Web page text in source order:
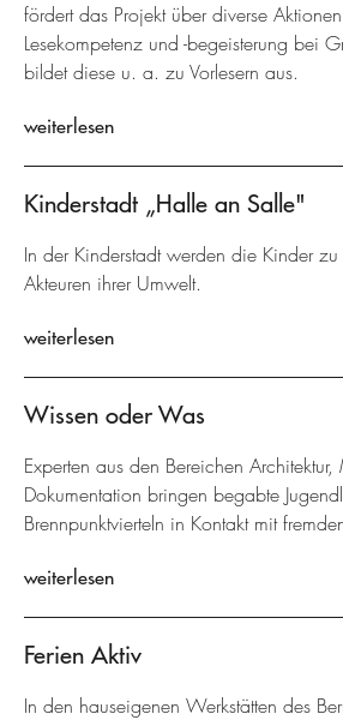
fördert das Projekt über diverse
Lesekompetenz und -begeisterung bei
bildet diese u. a. zu Vorlesern aus.
weiterlesen
Kinderstadt „Halle an Salle"
In der Kinderstadt werden die Kinder zu
Akteuren ihrer Umwelt.
weiterlesen
Wissen oder Was
Experten aus den Bereichen
Dokumentation bringen begabte
Brennpunktvierteln in Kontakt mit
weiterlesen
Ferien Aktiv
In den hauseigenen Werkstätten des